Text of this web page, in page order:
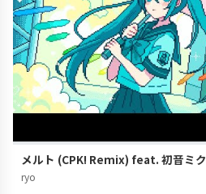
メルト (CPK! Remix) feat. 初音ミク
ryo